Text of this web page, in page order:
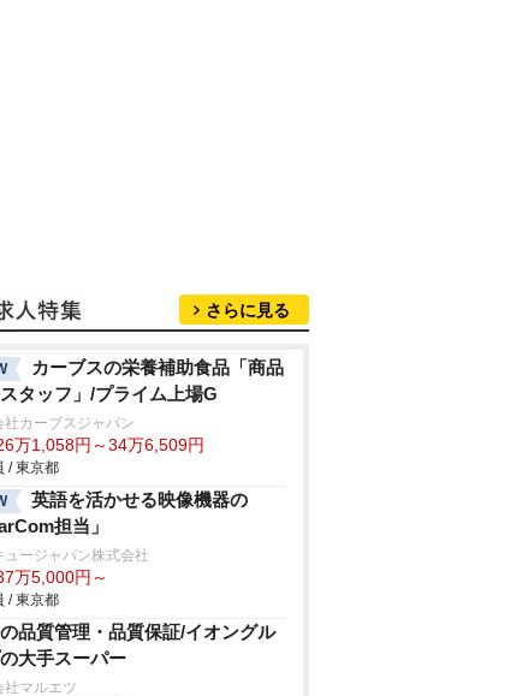
さらに見る
カーブスの栄養補助食品「商品
タッフ」/プライム上場G
社カーブスジャパン
万1,058円～34万6,509円
/ 東京都
英語を活かせる映像機器の
担当」
ュージャパン株式会社
万5,000円～
/ 東京都
品質管理・品質保証/イオングル
大手スーパー
社マルエツ